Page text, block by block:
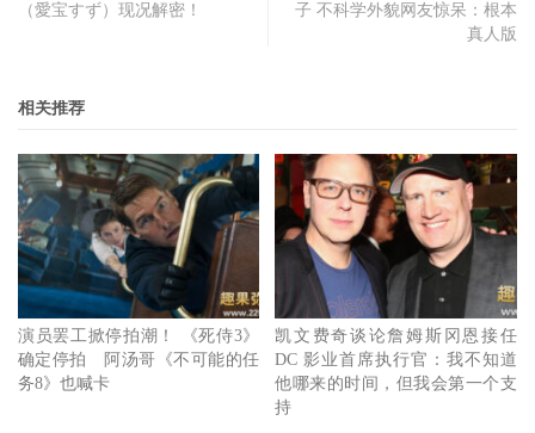
凯文费奇在 2000 年时曾担任《X战警》（X-Men）的助理制
作人，因此他确实可以亲眼看到休杰克曼试镜，而在 2008
打造漫威影业之前，
也参与了多部漫威电影作品，
包括了X战警三部曲、蜘蛛人三部曲、《惊奇4超人》...等，
（愛宝すず）现况解密！
子 不科学外貌网友惊呆：根本
真人版
相关推荐
演员罢工掀停拍潮！ 《死侍3》
确定停拍 阿汤哥《不可能的任
务8》也喊卡
凯文费奇谈论詹姆斯冈恩接任
DC 影业首席执行官：我不知道
他哪来的时间，但我会第一个支
持